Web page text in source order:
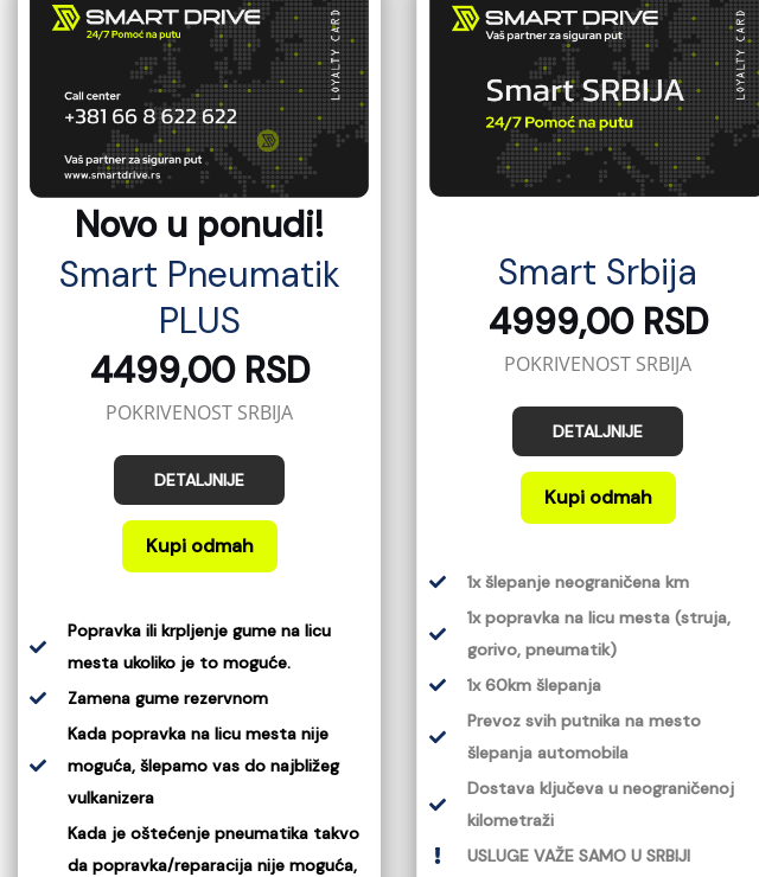
Novo u ponudi!
Smart Pneumatik
PLUS
4499,00 RSD
POKRIVENOST SRBIJA
DETALJNIJE
Kupi odmah
Popravka ili krpljenje gume na licu
mesta ukoliko je to moguće.
Zamena gume rezervnom
Kada popravka na licu mesta nije
moguća, šlepamo vas do najbližeg
vulkanizera
Kada je oštećenje pneumatika takvo
da popravka/reparacija nije moguća,
Smart Srbija
4999,00 RSD
POKRIVENOST SRBIJA
DETALJNIJE
Kupi odmah
1x šlepanje neograničena km
1x popravka na licu mesta (struja,
gorivo, pneumatik)
1x 60km šlepanja
Prevoz svih putnika na mesto
šlepanja automobila
Dostava ključeva u neograničenoj
kilometraži
USLUGE VAŽE SAMO U SRBIJI